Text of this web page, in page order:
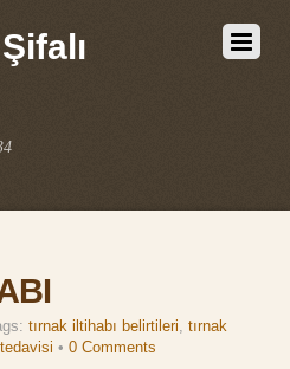
tırnak iltihabı belirtileri,tırnak
•0 Comments